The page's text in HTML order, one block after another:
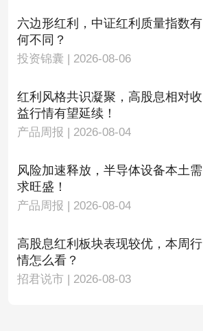
六边形红利，中证红利质量指数有
何不同？
投资锦囊 | 2026-08-06
红利风格共识凝聚，高股息相对收
益行情有望延续！
产品周报 | 2026-08-04
风险加速释放，半导体设备本土需
求旺盛！
产品周报 | 2026-08-04
高股息红利板块表现较优，本周行
情怎么看？
招君说市 | 2026-08-03